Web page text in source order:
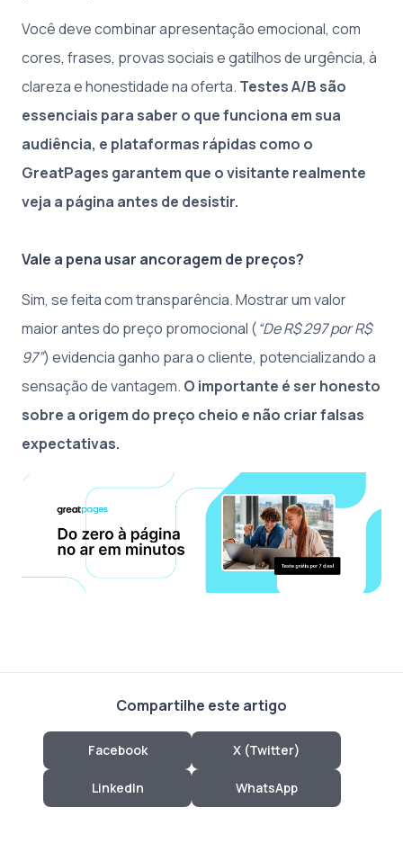
Você deve combinar apresentação emocional, com
cores, frases, provas sociais e gatilhos de urgência, à
clareza e honestidade na oferta. Testes A/B são
essenciais para saber o que funciona em sua
audiência, e plataformas rápidas como o
GreatPages garantem que o visitante realmente
veja a página antes de desistir.
Vale a pena usar ancoragem de preços?
Sim, se feita com transparência. Mostrar um valor
maior antes do preço promocional (“De R$ 297 por R$
97”) evidencia ganho para o cliente, potencializando a
sensação de vantagem. O importante é ser honesto
sobre a origem do preço cheio e não criar falsas
expectativas.
Compartilhe este artigo
Facebook X (Twitter)
LinkedIn WhatsApp